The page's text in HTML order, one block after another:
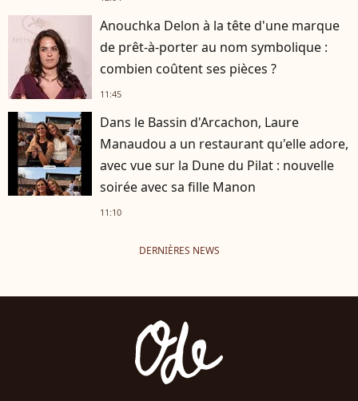
Anouchka Delon à la tête d'une marque
de prêt-à-porter au nom symbolique :
combien coûtent ses pièces ?
11:45
Dans le Bassin d'Arcachon, Laure
Manaudou a un restaurant qu'elle adore,
avec vue sur la Dune du Pilat : nouvelle
soirée avec sa fille Manon
11:10
DERNIÈRES NEWS